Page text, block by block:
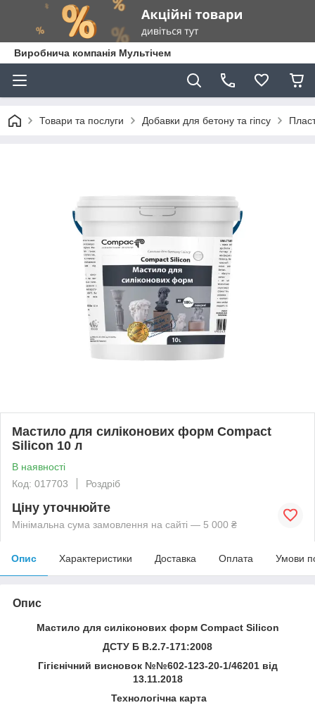
Виробнича компанія Мультічем
Товари та послуги Добавки для бетону та гіпсу
Мастило для силіконових форм Compact
Silicon 10 л
В наявності
Код: 017703
Роздріб
Ціну уточнюйте
Мінімальна сума замовлення на сайті — 5 000 ₴
Опис Характеристики Доставка Оплата Умови
Опис
Мастило для силіконових форм Compact Silicon
ДСТУ Б В.2.7-171:2008
Гігієнічний висновок №№602-123-20-1/46201 від
13.11.2018
Технологічна карта